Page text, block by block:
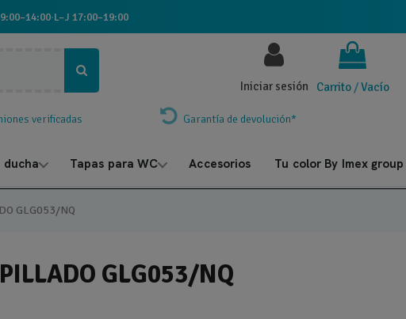
·L–J 17:00–19:00
Carrito /Vacío
Iniciar sesión
verificadas Garantía de devolución*
ducha Tapas para WC Accesorios Tu color By Imex group
GLG053/NQ
GLG053/NQ